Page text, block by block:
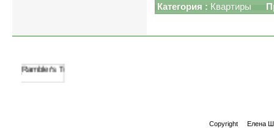
Категория : Квартиры
Copyright Елена